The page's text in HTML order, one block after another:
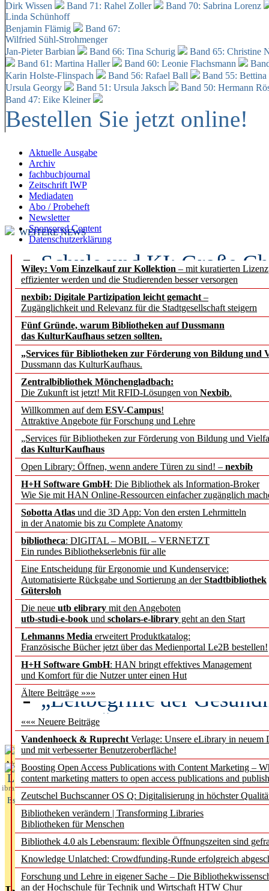
Dirk Wissen
Band 71: Rahel Zoller
Band 70: Sabrina Lorenz
Linda Schünhoff
Benjamin Flämig
Band 67:
Wilfried Sühl-Strohmenger
Jan-Pieter Barbian
Band 66: Tina Schurig
Band 65: Christine
Band 61: Martina Haller
Band 60: Leonie Flachsmann
Karin Holste-Flinspach
Band 56: Rafael Ball
Band 55:
Ursula Georgy
Band 51: Ursula Jaksch Band 50: Hermann
Band 47: Eike Kleiner
Bestellen Sie jetzt online!
Aktuelle Ausgabe
Archiv
fachbuchjournal
Zeitschrift IWP
Mediadaten
Abo / Probeheft
Newsletter
Sponsored Content
Datenschutzerklärung
Wiley: Vom Einzelkauf zur Kollektion – mit kuratierten
effizienter werden und die Studierenden besser versorgen
nexbib: Digitale Partizipation leicht gemacht –
Zugänglichkeit und Relevanz für die Stadtgesellschaft steigern
Fünf Gründe, warum Bibliotheken auf Dussmann
das KulturKaufhaus setzen sollten.
„Services für Bibliotheken zur Förderung von Bildung und
Dussmann das KulturKaufhaus.
Zentralbibliothek Mönchengladbach:
Die Zukunft ist jetzt! Mit RFID-Lösungen von Nexbib.
Willkommen auf dem ESV-Campus!
Attraktive Angebote für Forschung und Lehre
„Services für Bibliotheken zur Förderung von Bildung und
das KulturKaufhaus
Open Library: Öffnen, wenn andere Türen zu sind! – nexbib
H+H Software GmbH: Die Bibliothek als Information-Broker
Wie Sie mit HAN Online-Ressourcen einfacher zugänglich
Sobotta Atlas und die 3D App: Von den ersten Lehrmitteln
in der Anatomie bis zu Complete Anatomy
bibliotheca: DIGITAL – MOBIL – VERNETZT
Ein rundes Bibliothekserlebnis für alle
Eine Entscheidung für Ergonomie und Kundenservice:
Automatisierte Rückgabe und Sortierung an derStadtbibliothek
Gütersloh
Die neue utb elibrary mit den Angeboten
utb-studi-e-book und scholars-e-library geht an den Start
Lehmanns Media erweitert Produktkatalog:
Französische Bücher jetzt über das Medienportal Le2B bestellen!
H+H Software GmbH: HAN bringt effektives Management
und Komfort für die Nutzer unter einen Hut
Ältere Beiträge »»»
««« Neuere Beiträge
Vandenhoeck & Ruprecht Verlage: Unsere eLibrary in neuem
und mit verbesserter Benutzeroberfläche!
Boosting Open Access Publications with Content Marketing –
content marketing matters to open access publications and
Zeutschel Buchscanner OS Q: Digitalisierung in höchster
Bibliotheken verändern | Transforming Libraries
Bibliotheken für Menschen
Bibliothek 4.0 als Lebensraum: flexible Öffnungszeiten sind
Knowledge Unlatched: Crowdfunding-Runde erfolgreich
Forschung und Lehre in eigener Sache – Die
an der Hochschule für Technik und Wirtschaft HTW Chur
WEITERE NEWS
Schule und KI: Große
Voraussetzungen
Erfolgreiches erstes
Segment Research –
angepasst
konstruktiv!
Mohr Siebeck
und die Zeitschrift für
Francke Attempto
EBSCO Information
Recherchefunktionen in
Sorbisches Institut neu
Geschichte und
Künstliche Intelligenz
besser zu verstehen
„Leitbegriffe der
des BIÖG erscheinen
Aktuelles aus
L
ibrary
Essentials